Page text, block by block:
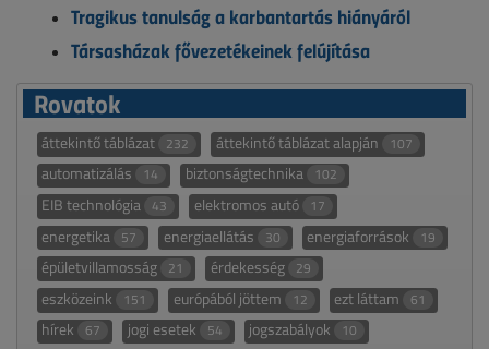
Tragikus tanulság a karbantartás hiányáról
Társasházak fővezetékeinek felújítása
Rovatok
áttekintő táblázat 232 áttekintő táblázat alapján 107
automatizálás 14 biztonságtechnika 102
EIB technológia 43 elektromos autó 17
energetika 57 energiaellátás 30 energiaforrások 19
épületvillamosság 21 érdekesség 29
eszközeink 151 európából jöttem 12 ezt láttam 61
hírek 67 jogi esetek 54 jogszabályok 10